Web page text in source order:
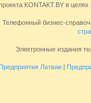
KONTAKT.BY в
| Телефонный бизнес-
Электронные издания
Предприятия Латвии |